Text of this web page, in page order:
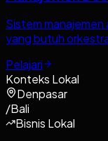
Sistem
yang butuh
Pelajari
Konteks Lokal
Denpasar
/Bali
Bisnis Lokal